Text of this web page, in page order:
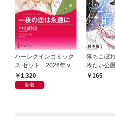
ハーレクインコミック
ス セット 2026年 vo
l.1018
1,320
新着
落ちこぼ
冷たい公
したい １
165